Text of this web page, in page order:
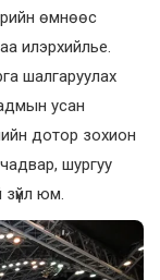
өмнөөс
илэрхийлье.
шалгаруулах
усан
дотор зохион
шургуу
зүйл юм.